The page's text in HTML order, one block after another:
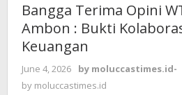
Bangga Terima Opini
Ambon : Bukti
Keuangan
June 4, 2026 by moluccastimes.id-
by moluccastimes.id